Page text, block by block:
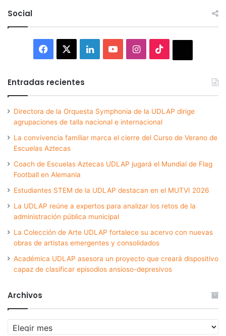
Social
Facebook LinkedInYouTubeInstagram
Entradas recientes
Directora de la Orquesta Symphonia de la UDLAP dirige
agrupaciones de talla nacional e internacional
La convivencia familiar marca el cierre del Curso de Verano de
Escuelas Aztecas
Coach de Escuelas Aztecas UDLAP jugará el Mundial de Flag
Football en Alemania
Estudiantes STEM de la UDLAP destacan en el MUTVI 2026
La UDLAP reúne a expertos para analizar los retos de la
administración pública municipal
La Colección de Arte UDLAP fortalece su acervo con nuevas
obras de artistas emergentes y consolidados
Académica UDLAP asesora un proyecto que creará dispositivo
capaz de clasificar episodios ansioso-depresivos
Archivos
Archivos